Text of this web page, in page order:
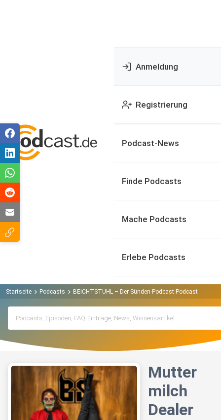
Anmeldung
Registrierung
Podcast-News
Finde Podcasts
Mache Podcasts
Erlebe Podcasts
Startseite Podcasts BEICHTSTUHL – Der Sünden-Podcast Podcast
Mutter
milch
Dealer